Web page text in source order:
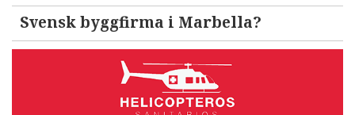
Svensk byggfirma i Marbella?